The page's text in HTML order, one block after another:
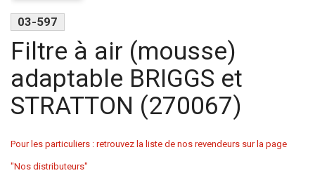
03-597
Filtre à air (mousse)
adaptable BRIGGS et
STRATTON (270067)
Pour les particuliers : retrouvez la liste de nos revendeurs sur la page
"Nos distributeurs"